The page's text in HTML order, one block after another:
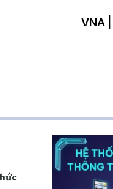
VNA